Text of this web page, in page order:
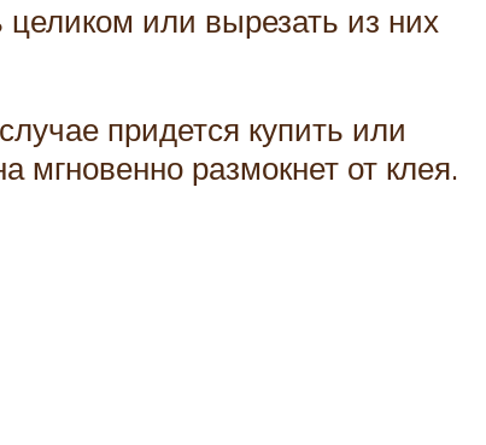
или вырезать из них
придется купить или
мгновенно размокнет от клея.